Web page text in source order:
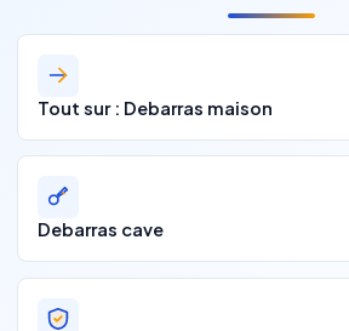
Tout sur : Debarras maison
Debarras cave